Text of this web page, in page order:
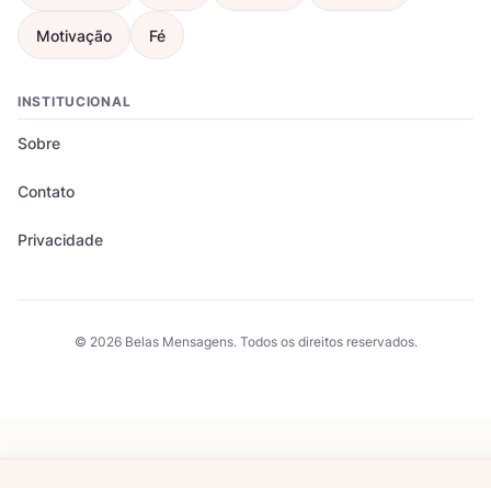
Motivação Fé
INSTITUCIONAL
Sobre
Contato
Privacidade
© 2026 Belas Mensagens. Todos os direitos reservados.